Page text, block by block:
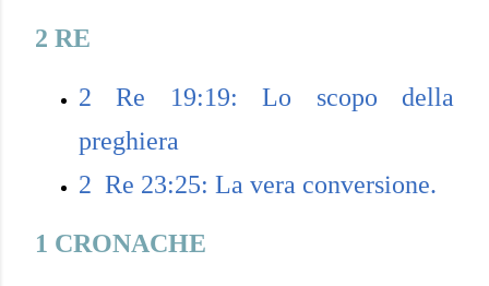
2 RE
2 Re 19:19: Lo scopo della
preghiera
2 Re 23:25: La vera conversione.
1 CRONACHE